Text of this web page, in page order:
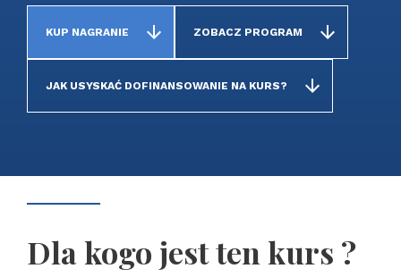
KUP NAGRANIE ZOBACZ PROGRAM
JAK USYSKAĆ DOFINANSOWANIE NA KURS?
Dla kogo jest ten kurs ?